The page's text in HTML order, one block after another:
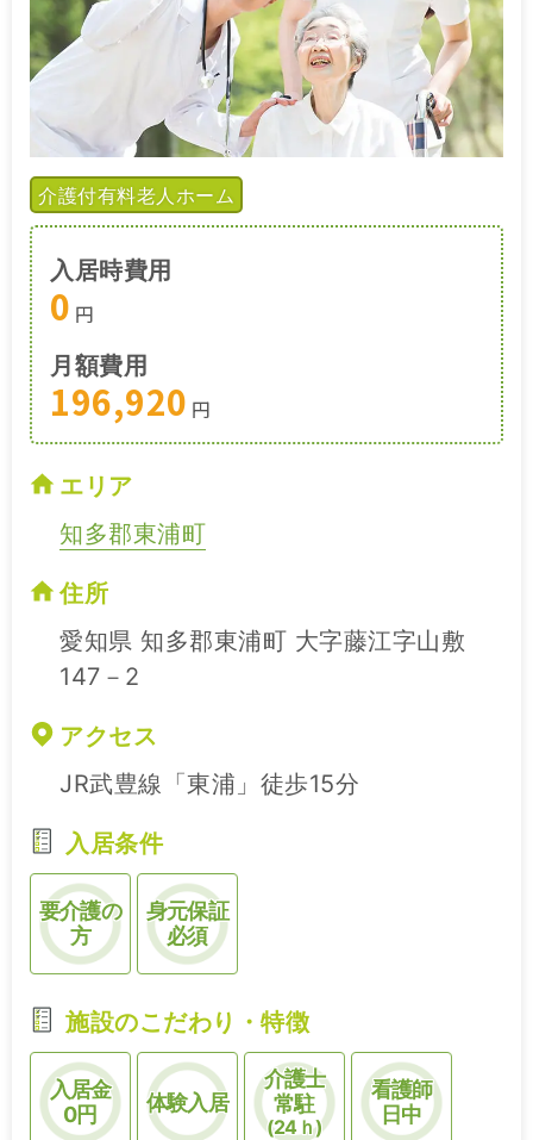
介護付有料老人ホーム
入居時費用
0 円
月額費用
196,920 円
エリア
知多郡東浦町
住所
愛知県 知多郡東浦町 大字藤江字山敷
147－2
アクセス
JR武豊線「東浦」徒歩15分
入居条件
要介護の
方
身元保証
必須
施設のこだわり・特徴
入居金
0円
体験入居
介護士
常駐
(24ｈ)
看護師
日中